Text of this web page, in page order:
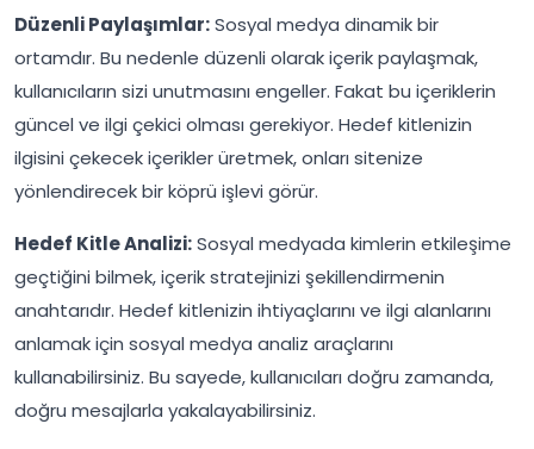
Düzenli Paylaşımlar:Sosyal medya dinamik bir
ortamdır. Bu nedenle düzenli olarak içerik paylaşmak,
kullanıcıların sizi unutmasını engeller. Fakat bu içeriklerin
güncel ve ilgi çekici olması gerekiyor. Hedef kitlenizin
ilgisini çekecek içerikler üretmek, onları sitenize
yönlendirecek bir köprü işlevi görür.
Hedef Kitle Analizi:Sosyal medyada kimlerin etkileşime
geçtiğini bilmek, içerik stratejinizi şekillendirmenin
anahtarıdır. Hedef kitlenizin ihtiyaçlarını ve ilgi alanlarını
anlamak için sosyal medya analiz araçlarını
kullanabilirsiniz. Bu sayede, kullanıcıları doğru zamanda,
doğru mesajlarla yakalayabilirsiniz.